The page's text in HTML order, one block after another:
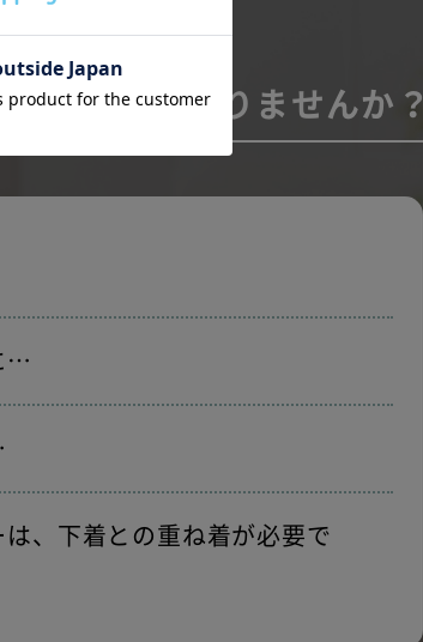
んなお悩みありませんか？
…
、下着との重ね着が必要で